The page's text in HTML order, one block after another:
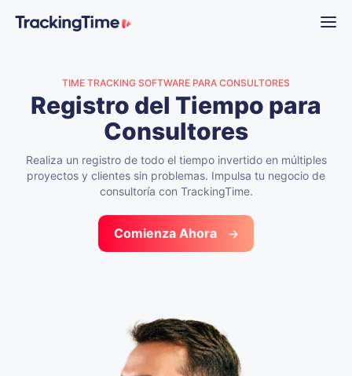
TIME TRACKING SOFTWARE PARA CONSULTORES
Registro del Tiempo para
Consultores
Realiza un registro de todo el tiempo invertido en múltiples
proyectos y clientes sin problemas. Impulsa tu negocio de
consultoría con TrackingTime.
Comienza Ahora